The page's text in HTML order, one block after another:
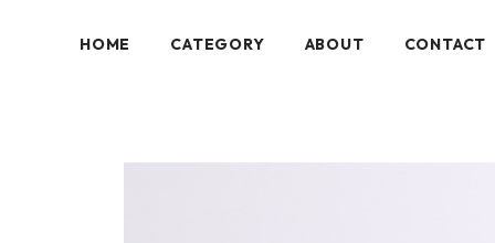
HOME CATEGORY ABOUT CONTACT